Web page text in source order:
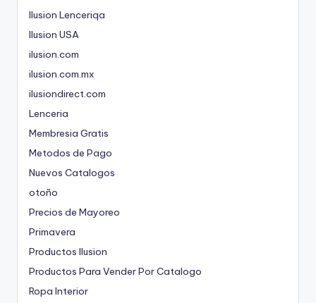
Ilusion Lenceriqa
Ilusion USA
ilusion.com
ilusion.com.mx
ilusiondirect.com
Lenceria
Membresia Gratis
Metodos de Pago
Nuevos Catalogos
otoño
Precios de Mayoreo
Primavera
Productos Ilusion
Productos Para Vender Por Catalogo
Ropa Interior